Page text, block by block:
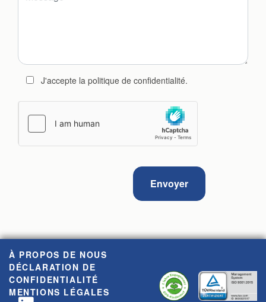
J'accepte la politique de confidentialité.
À PROPOS DE NOUS
DÉCLARATION DE
CONFIDENTIALITÉ
MENTIONS LÉGALES